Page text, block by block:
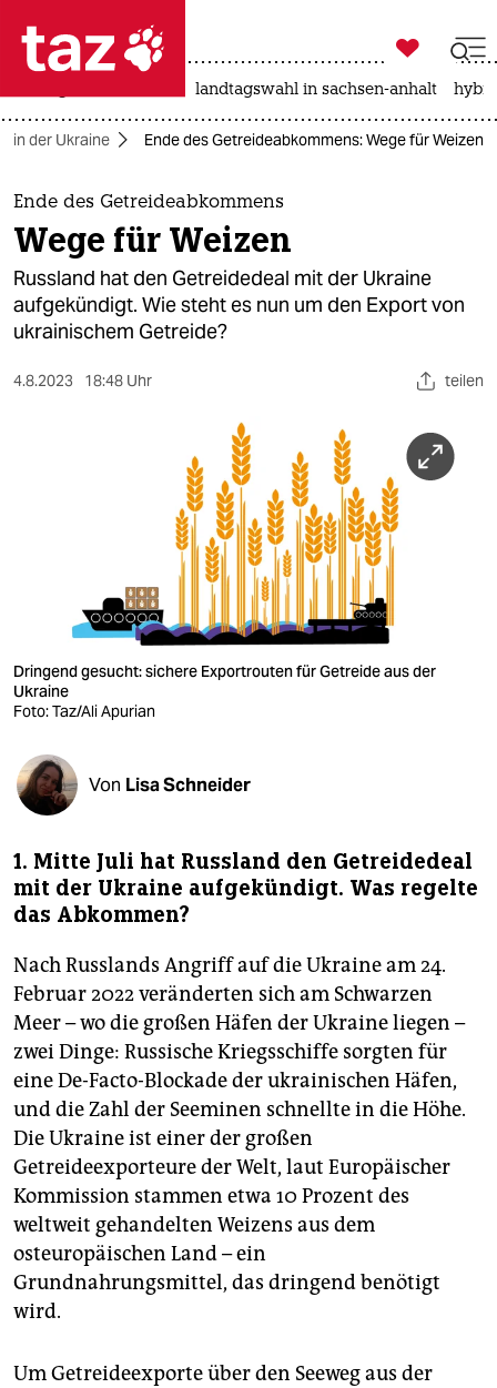
 taz zahl ich
taz zahl ich
themen
politik
öko
wahrheit
verlag
verlag
shop
fragen & hilfe
unterstützen
abo
genossenschaft
epaper login

taz zahl ich
landtagswahl in sachsen-anhalt
in der Ukraine Ende des Getreideabkommens: Wege für Weizen
Ende des Getreideabkommens
Wege für Weizen
Russland hat den Getreidedeal mit der Ukraine
aufgekündigt. Wie steht es nun um den Export von
ukrainischem Getreide?
4.8.2023 18:48 Uhr teilen
Dringend gesucht: sichere Exportrouten für Getreide aus der
Ukraine
Foto: Taz/Ali Apurian
Von Lisa Schneider
1. Mitte Juli hat Russland den Getreidedeal
mit der Ukraine aufgekündigt. Was regelte
das Abkommen?
Nach Russlands Angriff auf die Ukraine am 24.
Februar 2022 veränderten sich am Schwarzen
Meer – wo die großen Häfen der Ukraine liegen –
zwei Dinge: Russische Kriegsschiffe sorgten für
eine De-Facto-Blockade der ukrainischen Häfen,
und die Zahl der Seeminen schnellte in die Höhe.
Die Ukraine ist einer der großen
Getreideexporteure der Welt, laut Europäischer
Kommission stammen etwa 10 Prozent des
weltweit gehandelten Weizens aus dem
osteuropäischen Land – ein
Grundnahrungsmittel, das dringend benötigt
wird.
Um Getreideexporte über den Seeweg aus der